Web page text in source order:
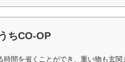
ちCO-OP
時間を省くことができ、重い物も玄